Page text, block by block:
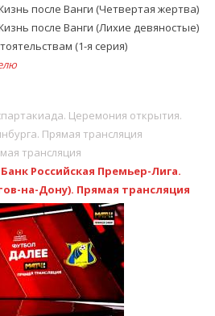
после Ванги (Четвертая жертва)
после Ванги (Лихие девяностые)
(1-я серия)
Церемония открытия.
Прямая трансляция
трансляция
Российская Премьер-Лига.
на-Дону). Прямая трансляция